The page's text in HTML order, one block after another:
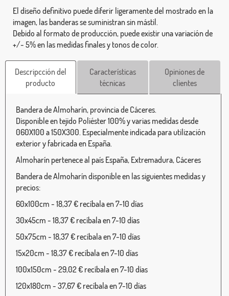
El diseño definitivo puede diferir ligeramente del mostrado en la
imagen, las banderas se suministran sin mástil.
Debido al formato de producción, puede existir una variación de
+/- 5% en las medidas finales y tonos de color.
Descripcción del
producto
Características
técnicas
Opiniones de
clientes
Bandera de Almoharín, provincia de Cáceres.
Disponible en tejido Poliéster 100% y varias medidas desde
060X100 a 150X300. Especialmente indicada para utilización
exterior y fabricada en España.
Almoharín pertenece al país España, Extremadura, Cáceres
Bandera de Almoharín disponible en las siguientes medidas y
precios:
60x100cm - 18,37 € recíbala en 7-10 días
30x45cm - 18,37 € recíbala en 7-10 días
50x75cm - 18,37 € recíbala en 7-10 días
15x20cm - 18,37 € recíbala en 7-10 días
100x150cm - 29,02 € recíbala en 7-10 días
120x180cm - 37,67 € recíbala en 7-10 días